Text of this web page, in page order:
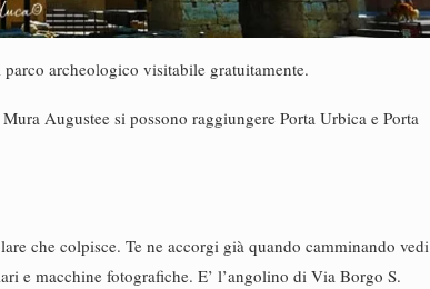
archeologico visitabile gratuitamente.
Augustee si possono raggiungere Porta Urbica e Porta
che colpisce. Te ne accorgi già quando camminando vedi
e macchine fotografiche. E’ l’angolino di Via Borgo S.